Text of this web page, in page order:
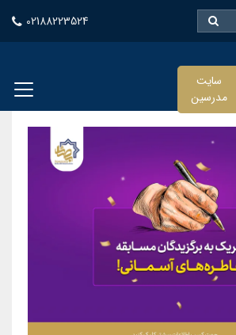
02188223524
سایت
مدرسین